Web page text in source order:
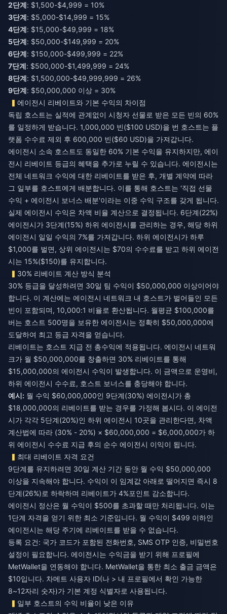
2단계: $1,500-$4,999 = 10%
3단계: $5,000-$14,999 = 15%
4단계: $15,000-$49,999 = 18%
5단계: $50,000-$149,999 = 20%
6단계: $150,000-$499,999 = 22%
7단계: $500,000-$1,499,999 = 24%
8단계: $1,500,000-$49,999,999 = 26%
9단계: $50,000,000 이상 = 30%
에이전시 리베이트와 기본 수익의 차이점
독립 호스트는 실적에 관계없이 시청자 선물로 받은 모든 빈의 60%
를 일정하게 받습니다. 1,000,000 빈($100 USD)을 번 호스트는 플
랫폼 수수료 제외 후 600,000 빈($60 USD)을 가져갑니다.
에이전시 소속 호스트도 동일한 60% 기본 수익을 유지하지만, 에이
전시 리베이트 등급의 혜택을 추가로 누릴 수 있습니다. 에이전시는
전체 네트워크 수익에 대한 리베이트를 받은 후, 개별 계약에 따라
그 일부를 호스트에게 배분합니다. 이를 통해 호스트는 '직접 선물
수익 + 에이전시 보너스 배분'이라는 이중 수익 구조를 갖게 됩니다.
실제 에이전시 수익은 차액 비율 계산으로 결정됩니다. 6단계(22%)
에이전시가 3단계(15%) 하위 에이전시를 관리하는 경우, 해당 하위
에이전시 일일 수익의 7%를 가져갑니다. 하위 에이전시가 하루
$1,000를 벌면, 상위 에이전시는 $70의 수수료를 받고 하위 에이전
시는 15%($150)를 유지합니다.
30% 리베이트 계산 방식 분석
30% 등급을 달성하려면 30일 팀 수익이 $50,000,000 이상이어야
합니다. 이 계산에는 에이전시 네트워크 내 호스트가 벌어들인 모든
빈이 포함되며, 10,000:1 비율로 환산됩니다. 월평균 $100,000를
버는 호스트 500명을 보유한 에이전시는 정확히 $50,000,000에
도달하여 최고 등급 자격을 얻습니다.
리베이트는 호스트 지급 전 총수익에 적용됩니다. 에이전시 네트워
크가 월 $50,000,000를 창출하면 30% 리베이트를 통해
$15,000,000의 에이전시 수익이 발생합니다. 이 금액으로 운영비,
하위 에이전시 수수료, 호스트 보너스를 충당해야 합니다.
예시: 월 수익 $60,000,000인 9단계(30%) 에이전시가 총
$18,000,000의 리베이트를 받는 경우를 가정해 봅시다. 이 에이전
시가 각각 5단계(20%)인 하위 에이전시 10곳을 관리한다면, 차액
계산법에 따라 (30% - 20%) × $60,000,000 = $6,000,000가 하
위 에이전시 수수료 지급 후의 순수 에이전시 이익이 됩니다.
최대 리베이트 자격 요건
9단계를 유지하려면 30일 계산 기간 동안 월 수익 $50,000,000
이상을 지속해야 합니다. 수익이 이 임계값 아래로 떨어지면 즉시 8
단계(26%)로 하락하며 리베이트가 4%포인트 감소합니다.
에이전시 정산은 월 수익이 $500를 초과할 때만 처리됩니다. 이는
1단계 자격을 얻기 위한 최소 기준입니다. 월 수익이 $499 이하인
에이전시는 해당 주기에 리베이트를 받을 수 없습니다.
등록 요건: 국가 코드가 포함된 전화번호, SMS OTP 인증, 비밀번호
설정이 필요합니다. 에이전시는 수익금을 받기 위해 프로필에
MetWallet을 연동해야 합니다. MetWallet을 통한 최소 출금 금액은
$10입니다. 차메트 사용자 ID(나 > 내 프로필에서 확인 가능한
8~12자리 숫자)가 기본 계정 식별자로 사용됩니다.
일부 호스트의 수익 비율이 낮은 이유